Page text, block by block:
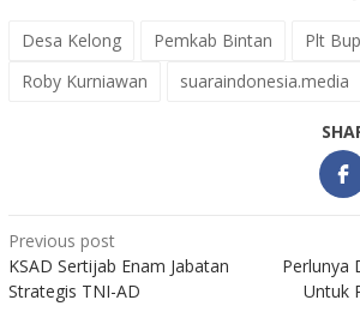
Desa Kelong Pemkab Bintan
Plt
Roby Kurniawan
suaraindonesia.media
Post
navigation
Previous post
KSAD Sertijab Enam Jabatan
Strategis TNI-AD
Perlunya
Untuk